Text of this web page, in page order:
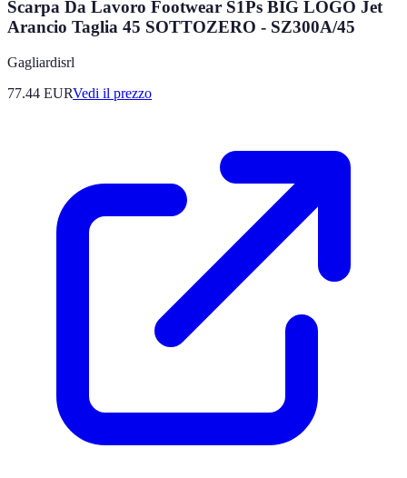
Scarpa Da Lavoro Footwear S1Ps BIG LOGO Jet
Arancio Taglia 45 SOTTOZERO - SZ300A/45
Gagliardisrl
77.44 EURVedi il prezzo